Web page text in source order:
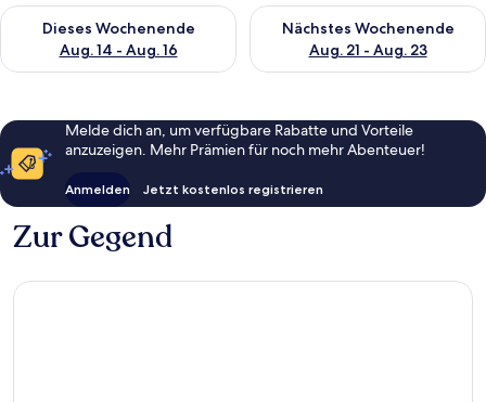
Dieses Wochenende
Aug. 14 - Aug. 16
Überprüfe die Verfügbarkeit für dieses Wochenende, Aug. 14
Nächstes Wochenende
Aug. 21 - Aug. 23
Überprüfe die Verfügbarkeit
Melde dich an, um verfügbare Rabatte und Vorteile
anzuzeigen. Mehr Prämien für noch mehr Abenteuer!
Anmelden Jetzt kostenlos registrieren
Zur Gegend